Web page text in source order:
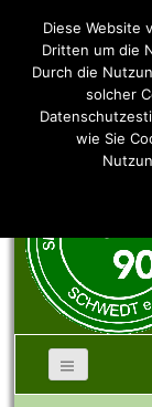
SSV
e.V.
Diese Website
Dritten um die
Durch die
solcher
wie Sie